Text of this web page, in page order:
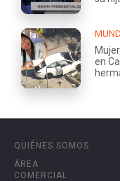
en
QUIÉNES SOMOS
ÁREA
COMERCIAL